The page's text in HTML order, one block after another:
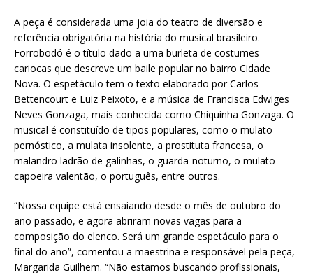
A peça é considerada uma joia do teatro de diversão e
referência obrigatória na história do musical brasileiro.
Forrobodó é o título dado a uma burleta de costumes
cariocas que descreve um baile popular no bairro Cidade
Nova. O espetáculo tem o texto elaborado por Carlos
Bettencourt e Luiz Peixoto, e a música de Francisca Edwiges
Neves Gonzaga, mais conhecida como Chiquinha Gonzaga. O
musical é constituído de tipos populares, como o mulato
pernóstico, a mulata insolente, a prostituta francesa, o
malandro ladrão de galinhas, o guarda-noturno, o mulato
capoeira valentão, o português, entre outros.
“Nossa equipe está ensaiando desde o mês de outubro do
ano passado, e agora abriram novas vagas para a
composição do elenco. Será um grande espetáculo para o
final do ano”, comentou a maestrina e responsável pela peça,
Margarida Guilhem. “Não estamos buscando profissionais,